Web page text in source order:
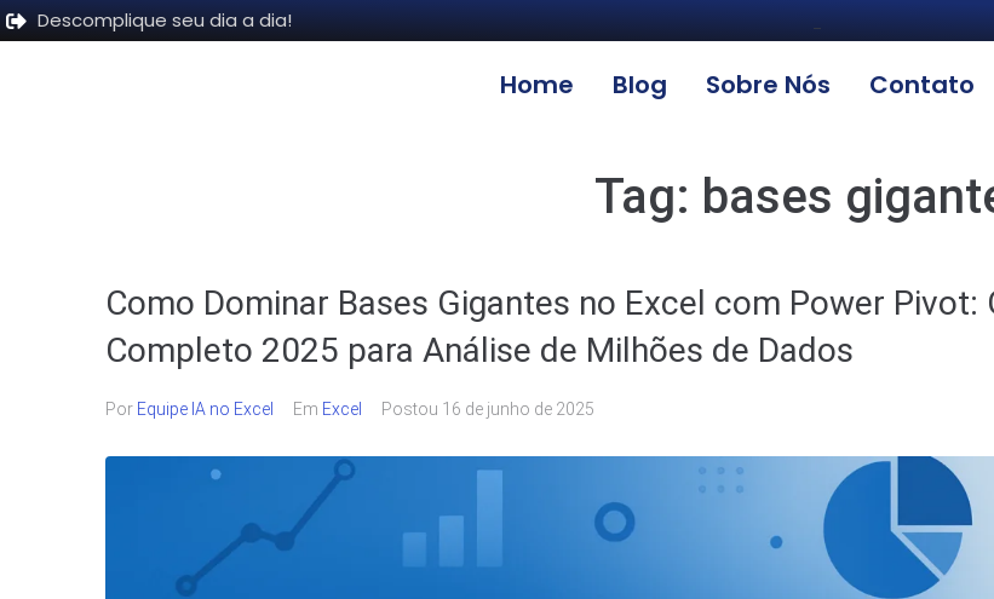
Descomplique seu dia a dia!
Home Blog Sobre Nós Contato
Tag: bases
Como Dominar Bases Gigantes no Excel com Power Pivot:
Completo 2025 para Análise de Milhões de Dados
Por Equipe IA no Excel Em Excel Postou 16 de junho de 2025